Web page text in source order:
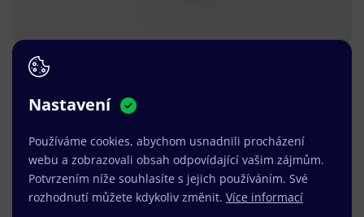
Nastavení
Používáme cookies, abychom usnadnili procházení
webu a zobrazovali obsah odpovídající vašim zájmům.
Potvrzením níže souhlasíte s jejich používáním. Své
rozhodnutí můžete kdykoliv změnit. Více informací